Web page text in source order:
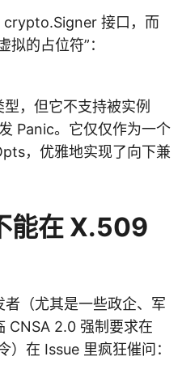
crypto.Signer 接口，而
拟的占位符”：
，但它不支持被实例
Panic。它仅仅作为一个
，优雅地实现了向下兼
能在 X.509
（尤其是一些政企、军
CNSA 2.0 强制要求在
在 Issue 里疯狂催问：